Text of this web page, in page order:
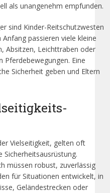
als unangenehm empfunden.
sind Kinder-Reitschutzwesten
passieren viele kleine
Absitzen, Leichttraben oder
Eine
Sicherheit geben und Eltern
Vielseitigkeit, gelten oft
Sicherheitsausrüstung.
müssen robust, zuverlässig
für Situationen entwickelt, in
Geländestrecken oder